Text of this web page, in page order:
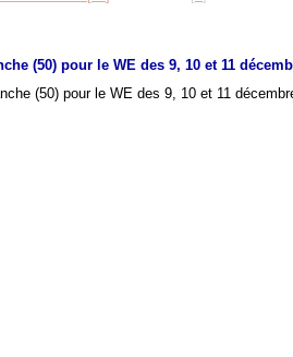
(50) pour le WE des 9, 10 et 11